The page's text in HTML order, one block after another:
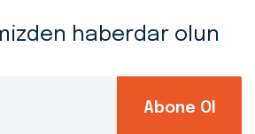
haberdar olun
Abone Ol